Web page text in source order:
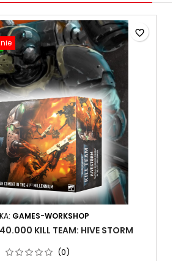
GAMES-WORKSHOP
KILL TEAM: HIVE STORM
(0)
favorite_border